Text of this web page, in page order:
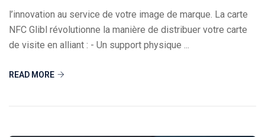
l’innovation au service de votre image de marque. La carte
NFC Glibl révolutionne la manière de distribuer votre carte
de visite en alliant : - Un support physique ...
READ MORE